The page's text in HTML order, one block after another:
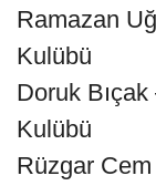
Ramazan
Kulübü
Doruk
Kulübü
Rüzgar